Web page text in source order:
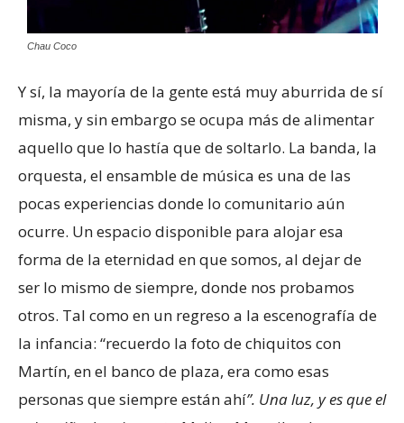
Chau Coco
Y sí, la mayoría de la gente está muy aburrida de sí
misma, y sin embargo se ocupa más de alimentar
aquello que lo hastía que de soltarlo. La banda, la
orquesta, el ensamble de música es una de las
pocas experiencias donde lo comunitario aún
ocurre. Un espacio disponible para alojar esa
forma de la eternidad en que somos, al dejar de
ser lo mismo de siempre, donde nos probamos
otros. Tal como en un regreso a la escenografía de
la infancia: “recuerdo la foto de chiquitos con
Martín, en el banco de plaza, era como esas
personas que siempre están ahí”. Una luz, y es que el